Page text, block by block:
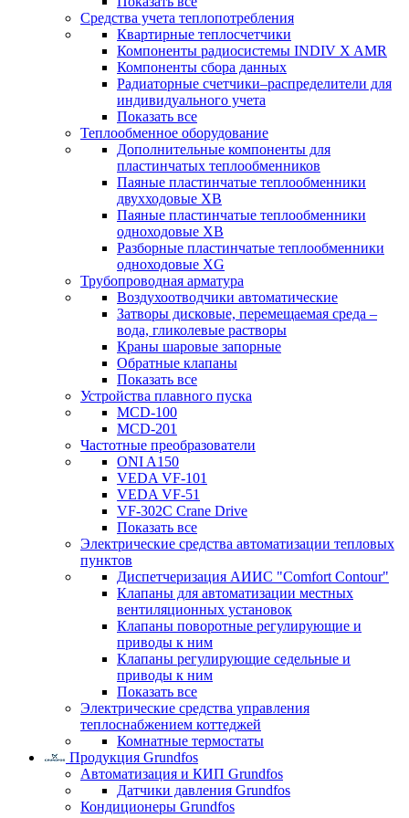
Средства учета теплопотребления
Квартирные теплосчетчики
Компоненты радиосистемы INDIV X AMR
Компоненты сбора данных
Радиаторные счетчики–распределители для
индивидуального учета
Показать все
Теплообменное оборудование
Дополнительные компоненты для
пластинчатых теплообменников
Паяные пластинчатые теплообменники
двухходовые XB
Паяные пластинчатые теплообменники
одноходовые ХВ
Разборные пластинчатые теплообменники
одноходовые ХG
Трубопроводная арматура
Воздухоотводчики автоматические
Затворы дисковые, перемещаемая среда –
вода, гликолевые растворы
Краны шаровые запорные
Обратные клапаны
Показать все
Устройства плавного пуска
MCD-100
MCD-201
Частотные преобразователи
ONI A150
VEDA VF-101
VEDA VF-51
VF-302C Crane Drive
Показать все
Электрические средства автоматизации тепловых
пунктов
Диспетчеризация АИИС "Comfort Contour"
Клапаны для автоматизации местных
вентиляционных установок
Клапаны поворотные регулирующие и
приводы к ним
Клапаны регулирующие седельные и
приводы к ним
Показать все
Электрические средства управления
теплоснабжением коттеджей
Комнатные термостаты
Продукция Grundfos
Автоматизация и КИП Grundfos
Датчики давления Grundfos
Кондиционеры Grundfos